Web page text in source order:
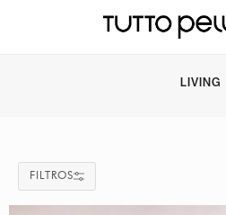
20% EN PRODUCTOS A FABRICACIÓN
LIVING
FILTROS